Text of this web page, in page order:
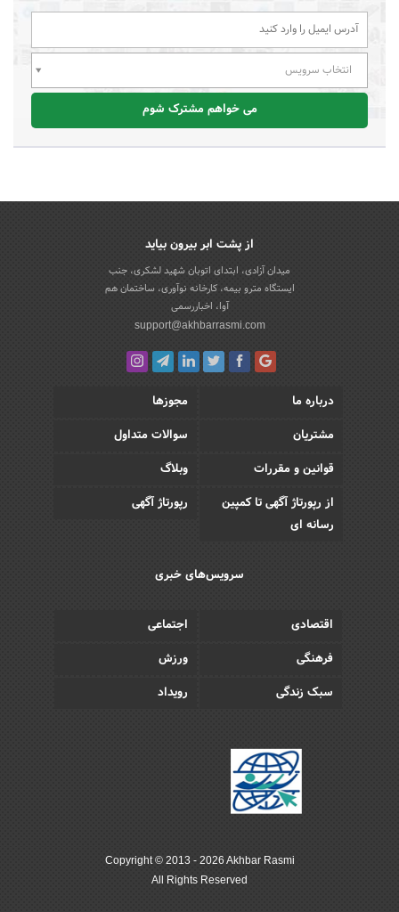
انتخاب سرویس
می خواهم مشترک شوم
از پشت ابر بیرون بیاید
میدان آزادی، ابتدای اتوبان شهید لشکری، جنب
ایستگاه مترو بیمه، کارخانه نوآوری، ساختمان هم
آوا، اخباررسمی
support@akhbarrasmi.com
درباره ما
مجوزها
مشتریان
سوالات متداول
قوانین و مقررات
وبلاگ
از رپورتاژ آگهی تا کمپین
رسانه ای
رپورتاژ آگهی
سرویس‌های خبری
اقتصادی
اجتماعی
فرهنگی
ورزش
سبک زندگی
رویداد
Copyright © 2013 - 2026 Akhbar Rasmi
All Rights Reserved